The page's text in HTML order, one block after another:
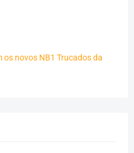
novos NB1 Trucados da